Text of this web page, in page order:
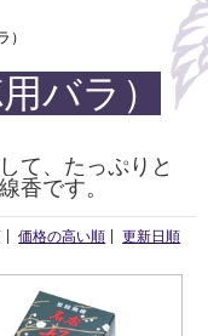
）
バラ）
て、たっぷりと
香です。
価格の高い順 更新日順